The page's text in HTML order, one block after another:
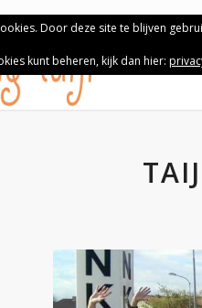
Door deze site te blijven
kunt beheren, kijk dan hier: